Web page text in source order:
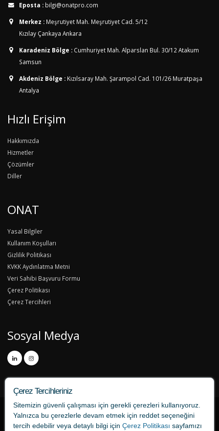
Eposta : bilgi@onatpro.com
Merkez : Meşrutiyet Mah. Meşrutiyet Cad. 5/12
Kızılay Çankaya Ankara
Karadeniz Bölge : Cumhuriyet Mah. Alparslan Bul. 30/12 Atakum
Samsun
Akdeniz Bölge : Kızılsaray Mah. Şarampol Cad. 101/26 Muratpaşa
Antalya
Hızlı Erişim
Hakkımızda
Hizmetler
Çözümler
Diller
ONAT
Yasal Bilgiler
Kullanım Koşulları
Gizlilik Politikası
KVKK Aydınlatma Metni
Veri Sahibi Başvuru Formu
Çerez Politikası
Çerez Tercihleri
Sosyal Medya
Çerez Tercihleriniz
Sitemizin güvenli çalışması için gerekli çerezleri kullanıyoruz.
Yalnızca bu çerezlerle devam etmek için reddet seçeneğini
tercih edebilir veya detaylı bilgi için Çerez Politikası sayfamızı